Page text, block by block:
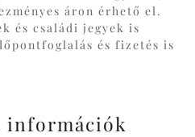
áron érhető el.
és családi jegyek is
és fizetés is
információk